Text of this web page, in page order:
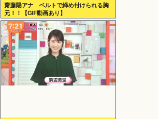
齋藤陽アナ ベルトで締め付けられる胸
元！！【GIF動画あり】